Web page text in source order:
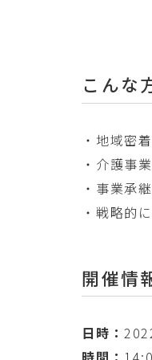
こんな
・地域密
・介護事
・事業承
・戦略的
開催情
日時：